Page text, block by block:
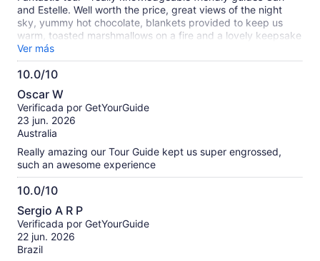
and Estelle. Well worth the price, great views of the night
sky, yummy hot chocolate, blankets provided to keep us
warm, toasted marshmallows on a fire and a lovely keepsake
photo taken of us! Highly recommend. Special shoutout to
the really kind Spanish man (sorry didn’t get your name) that
brought us to the tour :)
Ver más
10.0/10
10.0
de
10
Oscar W
Verificada por GetYourGuide
23 jun. 2026
Australia
Really amazing our Tour Guide kept us super engrossed,
such an awesome experience
10.0/10
10.0
de
10
Sergio A R P
Verificada por GetYourGuide
22 jun. 2026
Brazil